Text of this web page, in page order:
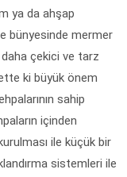
ya da ahşap
bünyesinde mermer
çekici ve tarz
ki büyük önem
sahip
içinden
ile küçük bir
sistemleri ile